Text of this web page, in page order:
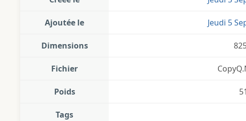
Ajoutée le Jeudi 5
Dimensions
Fichier
Poids
Tags